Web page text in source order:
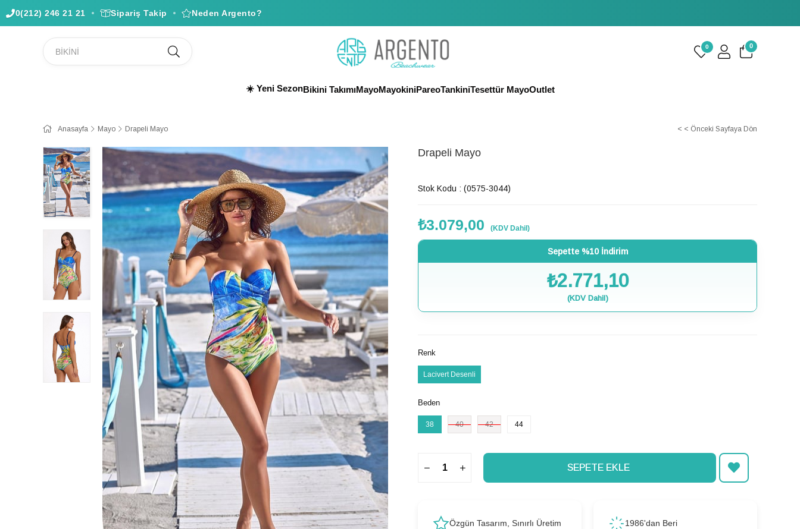
0(212) 246 21 21 Sipariş Takip Neden Argento?
0 0
☀️ Yeni SezonBikini TakımıMayoMayokiniPareoTankiniTesettür MayoOutlet
Anasayfa Mayo Drapeli Mayo < < Önceki Sayfaya Dön
Drapeli Mayo
Stok Kodu (0575-3044)
₺3.079,00 (KDV Dahil)
Sepette %10 İndirim
₺2.771,10
(KDV Dahil)
Renk
Lacivert Desenli
Beden
38 40 42 44
Özgün Tasarım, Sınırlı Üretim 1986'dan Beri